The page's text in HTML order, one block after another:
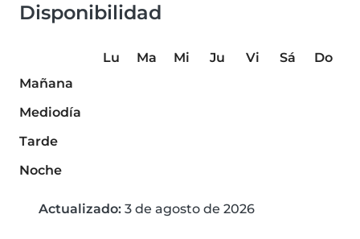
Disponibilidad
Lu Ma Mi Ju Vi Sá
Do
Mañana
Mediodía
Tarde
Noche
Actualizado: 3 de agosto de 2026